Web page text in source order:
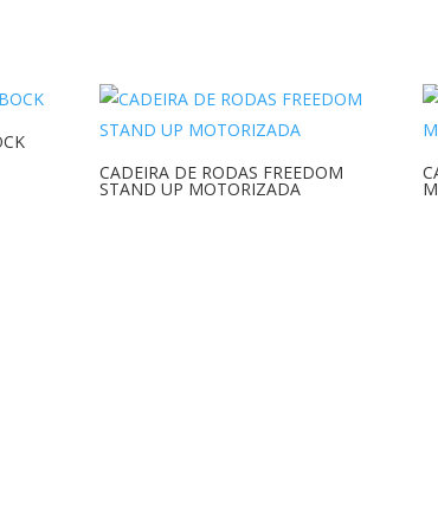
CADEIRA DE RODAS FREEDOM
STAND UP MOTORIZADA